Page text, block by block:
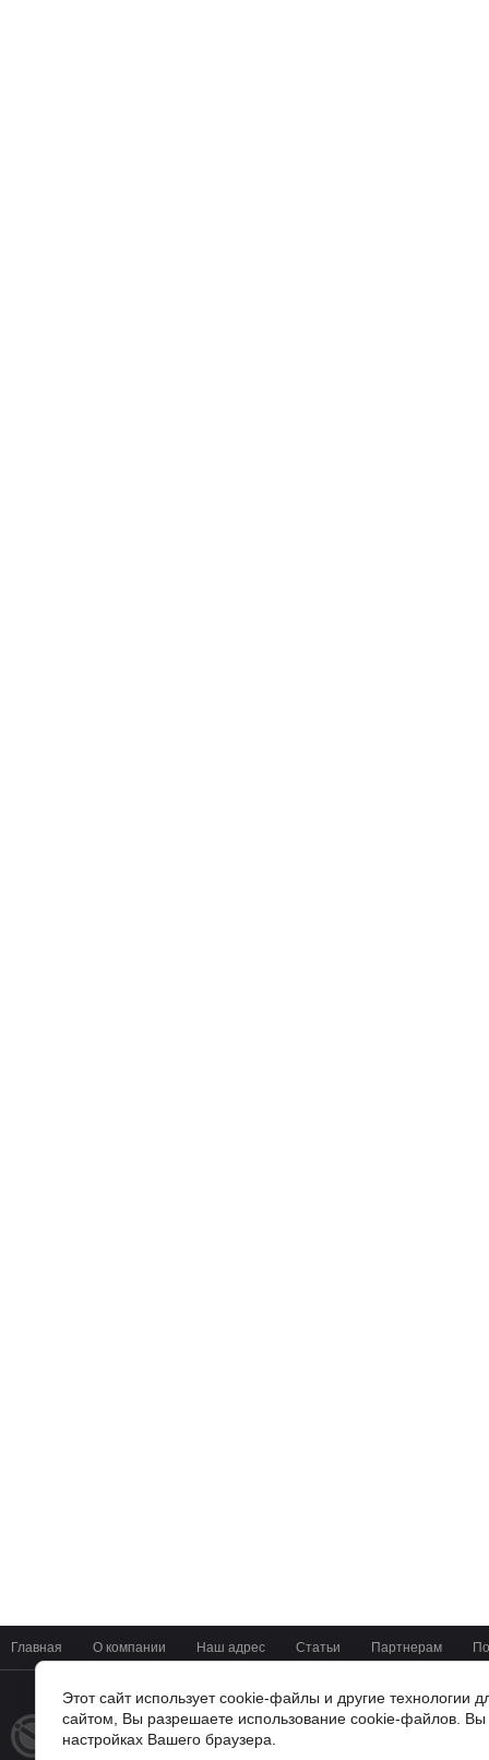
Главная О компании Наш адрес Статьи Партнерам
© 2014 - 2026
Мир Цифровых Систем
+7(4722) 37-42-01
Этот сайт использует cookie-файлы и другие технологии
сайтом, Вы разрешаете использование cookie-файлов.
настройках Вашего браузера.